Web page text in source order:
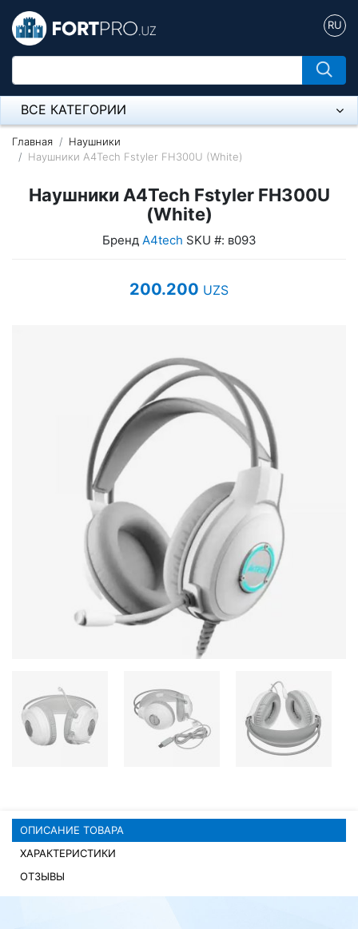
RU
ВСЕ КАТЕГОРИИ
Микрофон
Оборудование Mikrotik
Серверное оборудование
UPS Источники бесперебойного питания
Мышки и Клавиатуры
Сетевое оборудование
Системы охлаждения
Видеоконференцсвязь
Компьютеры Fujitsu
Комплектующие ПК
Главная
Наушники
Наушники A4Tech Fstyler FH300U (White)
Наушники A4Tech Fstyler FH300U
(White)
Бренд A4tech SKU #: в093
200.200 UZS
ОПИСАНИЕ ТОВАРА
ХАРАКТЕРИСТИКИ
ОТЗЫВЫ